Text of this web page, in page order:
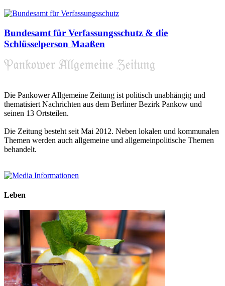
Bundesamt für Verfassungsschutz & die
Schlüsselperson Maaßen
Die Pankower Allgemeine Zeitung ist politisch unabhängig und
thematisiert Nachrichten aus dem Berliner Bezirk Pankow und
seinen 13 Ortsteilen.
Die Zeitung besteht seit Mai 2012. Neben lokalen und kommunalen
Themen werden auch allgemeine und allgemeinpolitische Themen
behandelt.
Leben